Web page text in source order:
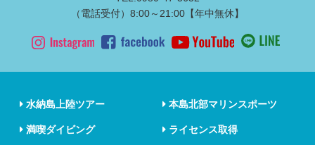
【 ISO24803適合サービスプロバイダー 】
マリンショップ マーメイド（沖縄・水納島・パラセ―リン